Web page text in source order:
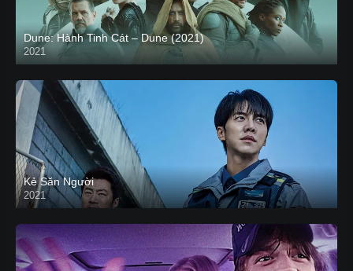
Dune: Hành Tinh Cát – Dune (2021)
2021
HD VIETSUB
Kẻ Săn Người
2021